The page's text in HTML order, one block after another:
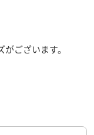
ございます。